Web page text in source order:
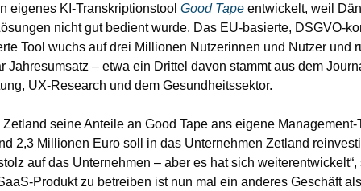
eigenes KI-Transkriptionstool Good Tape entwickelt, weil
nicht gut bedient wurde. Das EU-basierte, DSGVO-
Tool wuchs auf drei Millionen Nutzerinnen und Nutzer und
Jahresumsatz – etwa ein Drittel davon stammt aus dem
UX-Research und dem Gesundheitssektor.
seine Anteile an Good Tape ans eigene Management-
2,3 Millionen Euro soll in das Unternehmen Zetland
auf das Unternehmen – aber es hat sich
Produkt zu betreiben ist nun mal ein anderes Geschäft